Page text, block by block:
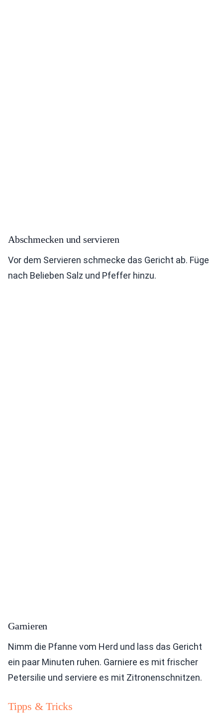
Abschmecken und servieren
Vor dem Servieren schmecke das Gericht ab. Füge
nach Belieben Salz und Pfeffer hinzu.
Garnieren
Nimm die Pfanne vom Herd und lass das Gericht
ein paar Minuten ruhen. Garniere es mit frischer
Petersilie und serviere es mit Zitronenschnitzen.
Tipps & Tricks